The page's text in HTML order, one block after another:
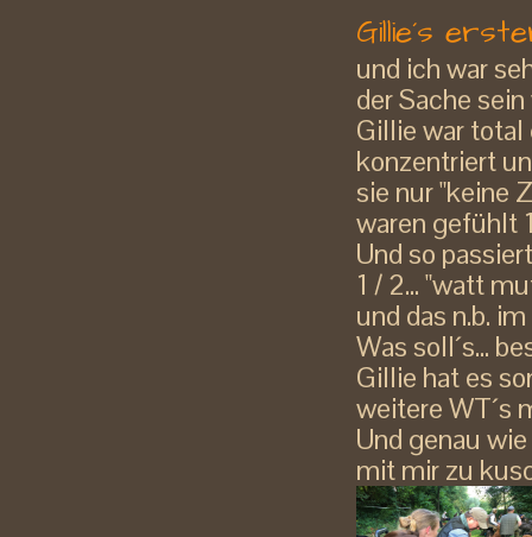
Gillie´s
und ich war
der Sache
Gillie war total
konzentriert
sie nur "keine
waren gefühlt
Und so
1 / 2... "watt
und das n.b.
Was soll´s...
Gillie hat es
weitere WT´s
Und genau
mit mir zu